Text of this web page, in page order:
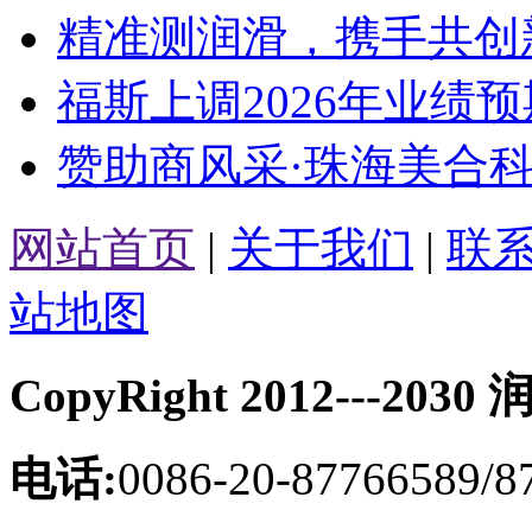
精准测润滑，携手共
福斯上调2026年业绩
赞助商风采·珠海美合
网站首页 | 关于我们 | 联
站地图
CopyRight 2012---2030
电话:0086-20-87766589/